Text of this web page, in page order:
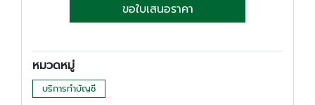
ขอใบเสนอราคา
หมวดหมู่
บริการทำบัญชี